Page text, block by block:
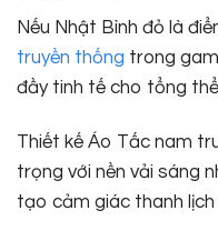
Nếu Nhật Bình đỏ là
truyền thống trong
đầy tinh tế cho tổng
Thiết kế Áo Tấc nam
trọng với nền vải sáng
tạo cảm giác thanh lịch